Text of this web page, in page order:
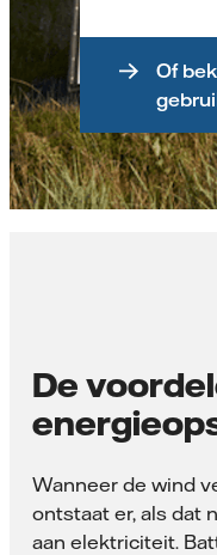
Of
De
Wanneer de wind
ontstaat er, als dat
aan elektriciteit.